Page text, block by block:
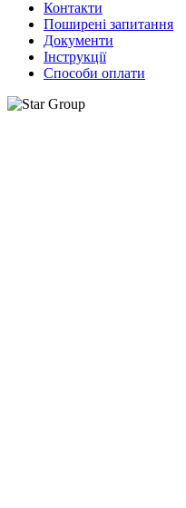
Контакти
Поширені запитання
Документи
Інструкції
Способи оплати